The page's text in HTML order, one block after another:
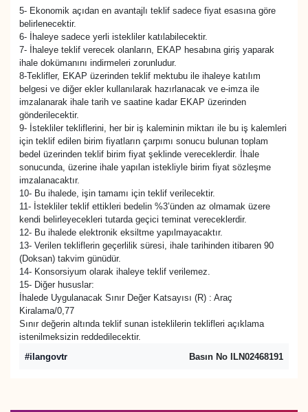
5- Ekonomik açıdan en avantajlı teklif sadece fiyat esasına göre
belirlenecektir.
6- İhaleye sadece yerli istekliler katılabilecektir.
7- İhaleye teklif verecek olanların, EKAP hesabına giriş yaparak
ihale dokümanını indirmeleri zorunludur.
8-Teklifler, EKAP üzerinden teklif mektubu ile ihaleye katılım
belgesi ve diğer ekler kullanılarak hazırlanacak ve e-imza ile
imzalanarak ihale tarih ve saatine kadar EKAP üzerinden
gönderilecektir.
9- İstekliler tekliflerini, her bir iş kaleminin miktarı ile bu iş kalemleri
için teklif edilen birim fiyatların çarpımı sonucu bulunan toplam
bedel üzerinden teklif birim fiyat şeklinde vereceklerdir. İhale
sonucunda, üzerine ihale yapılan istekliyle birim fiyat sözleşme
imzalanacaktır.
10- Bu ihalede, işin tamamı için teklif verilecektir.
11- İstekliler teklif ettikleri bedelin %3’ünden az olmamak üzere
kendi belirleyecekleri tutarda geçici teminat vereceklerdir.
12- Bu ihalede elektronik eksiltme yapılmayacaktır.
13- Verilen tekliflerin geçerlilik süresi, ihale tarihinden itibaren 90
(Doksan) takvim günüdür.
14- Konsorsiyum olarak ihaleye teklif verilemez.
15- Diğer hususlar:
İhalede Uygulanacak Sınır Değer Katsayısı (R) : Araç
Kiralama/0,77
Sınır değerin altında teklif sunan isteklilerin teklifleri açıklama
istenilmeksizin reddedilecektir.
#ilangovtr
Basın No ILN02468191